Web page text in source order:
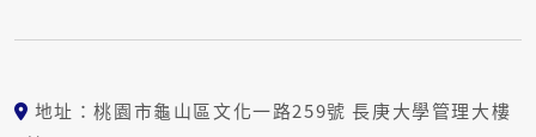
地址：桃園市龜山區文化一路259號 長庚大學管理大樓